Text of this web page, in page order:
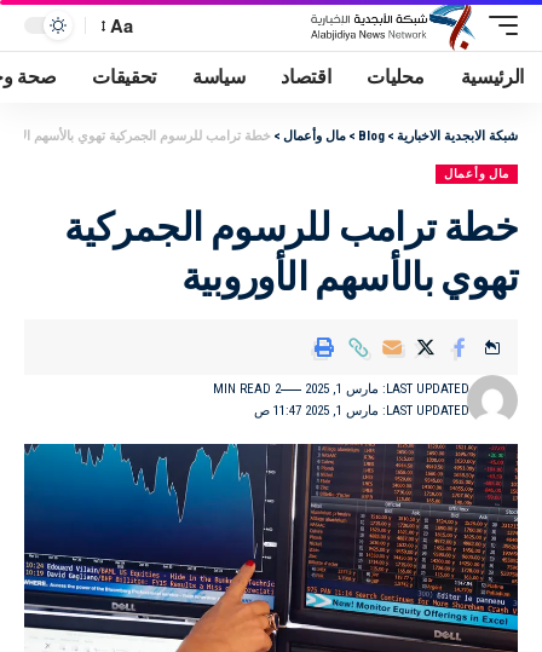
Aa
الرئيسية محليات اقتصاد سياسة تحقيقات صحة
شبكة الابجدية الاخبارية >
Blog
> مال وأعمال > خطة ترامب للرسوم الجمركية تهوي بالأسهم
مال وأعمال
خطة ترامب للرسوم الجمركية
تهوي بالأسهم الأوروبية
LAST UPDATED: مارس 1, 2025 11:47 ص
LAST UPDATED: مارس 1, 2025 2 MIN READ